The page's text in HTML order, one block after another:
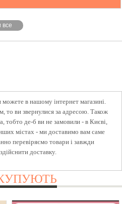
все
в нашому інтернет магазині.
то ви звернулися за адресою. Також
тобто де-б ви не замовили - в Києві,
містах - ми доставимо вам саме
перевіряємо товари і завжди
доставку.